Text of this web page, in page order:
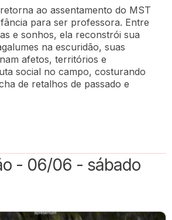
ao assentamento do MST
para ser professora. Entre
e sonhos, ela reconstrói sua
na escuridão, suas
afetos, territórios e
social no campo, costurando
de retalhos de passado e
- 06/06 - sábado